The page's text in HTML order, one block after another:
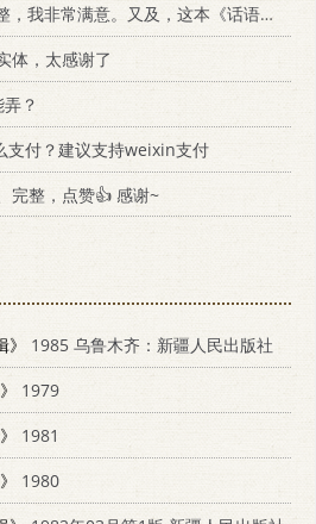
我非常满意。又及，这本《话语的真相》...
体，太感谢了
？
支付？建议支持weixin支付
完整，点赞👍 感谢~
1985 乌鲁木齐：新疆人民出版社
1979
1981
1980